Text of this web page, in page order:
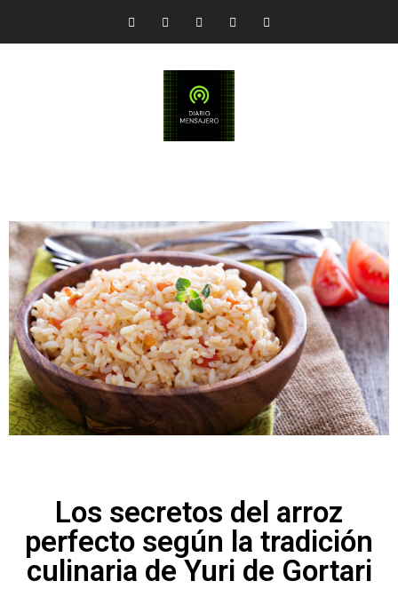
Los secretos del arroz
perfecto según la tradición
culinaria de Yuri de Gortari